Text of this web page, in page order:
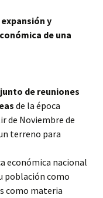
y
de una
de reuniones
de la época
de Noviembre de
terreno para
económica nacional
población como
como materia